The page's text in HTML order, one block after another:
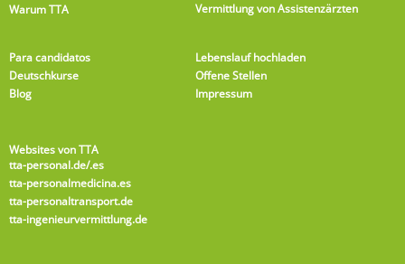
Warum TTA
Vermittlung von Assistenzärzten
Para candidatos
Deutschkurse
Blog
Lebenslauf hochladen
Offene Stellen
Impressum
Websites von TTA
tta-personal.de/.es
tta-personalmedicina.es
tta-personaltransport.de
tta-ingenieurvermittlung.de